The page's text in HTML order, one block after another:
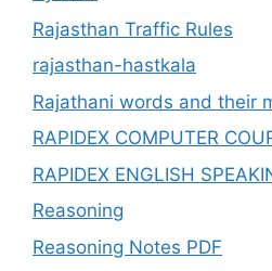
Rajasthan Traffic Rules
rajasthan-hastkala
Rajathani words and their
RAPIDEX COMPUTER
RAPIDEX ENGLISH
Reasoning
Reasoning Notes PDF